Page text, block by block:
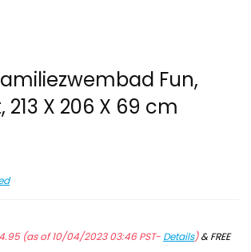
Fun,
X 206 X 69 cm
(as of 10/04/2023 03:46 PST- Details)&FREE